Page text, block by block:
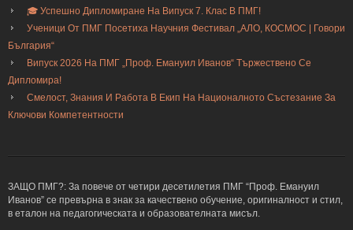
🎓 Успешно Дипломиране На Випуск 7. Клас В ПМГ!
Ученици От ПМГ Посетиха Научния Фестивал „АЛО, КОСМОС | Говори
България“
Випуск 2026 На ПМГ „Проф. Емануил Иванов“ Тържествено Се
Дипломира!
Смелост, Знания И Работа В Екип На Националното Състезание За
Ключови Компетентности
ЗАЩО ПМГ?: За повече от четири десетилетия ПМГ “Проф. Емануил
Иванов” се превърна в знак за качествено обучение, оригиналност и стил,
в еталон на педагогическата и образователната мисъл.